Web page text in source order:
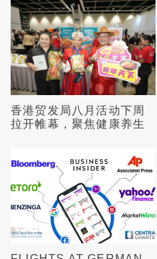
香港贸发局八月活动下周
拉开帷幕，聚焦健康养生